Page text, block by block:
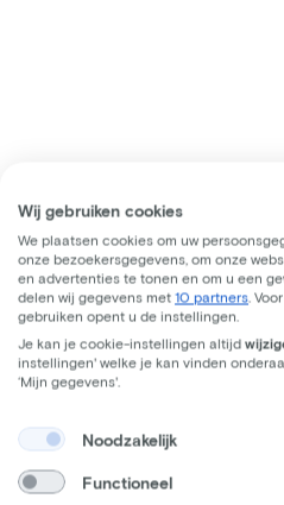
Wij gebruiken cookies
We plaatsen cookies om uw
onze bezoekersgegevens, om onze
en advertenties te tonen en om u een
delen wij gegevens met 10 partners .
gebruiken opent u de instellingen.
Je kan je cookie-instellingen altijd
instellingen' welke je kan vinden
‘Mijn gegevens'.
Noodzakelijk
Functioneel